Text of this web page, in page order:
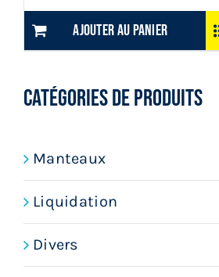
Ajouter au panier
CATÉGORIES DE PRODUITS
Manteaux
Liquidation
Divers